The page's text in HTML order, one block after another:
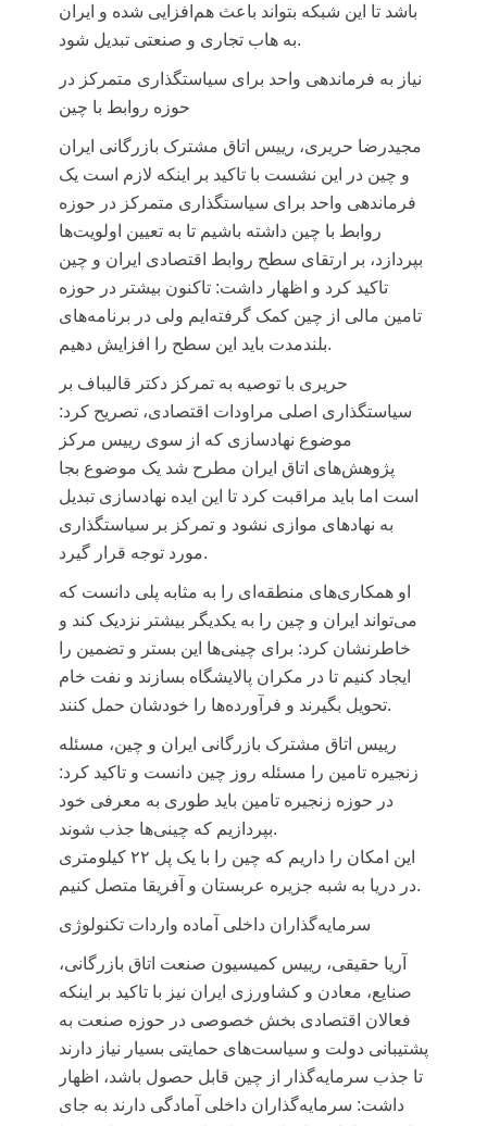
باشد تا این شبکه بتواند باعث هم‌افزایی شده و ایران
به هاب تجاری و صنعتی تبدیل شود.
نیاز به فرماندهی واحد برای سیاستگذاری متمرکز در
حوزه روابط با چین
مجیدرضا حریری، رییس اتاق مشترک بازرگانی ایران
و چین در این نشست با تاکید بر اینکه لازم است یک
فرماندهی واحد برای سیاستگذاری متمرکز در حوزه
روابط با چین داشته باشیم تا به تعیین اولویت‌ها
بپردازد، بر ارتقای سطح روابط اقتصادی ایران و چین
تاکید کرد و اظهار داشت: تاکنون بیشتر در حوزه
تامین مالی از چین کمک گرفته‌ایم ولی در برنامه‌های
بلندمدت باید این سطح را افزایش دهیم.
حریری با توصیه به تمرکز دکتر قالیباف بر
سیاستگذاری اصلی مراودات اقتصادی، تصریح کرد:
موضوع نهادسازی که از سوی رییس مرکز
پژوهش‌های اتاق ایران مطرح شد یک موضوع بجا
است اما باید مراقبت کرد تا این ایده نهادسازی تبدیل
به نهادهای موازی نشود و تمرکز بر سیاستگذاری
مورد توجه قرار گیرد.
او همکاری‌های منطقه‌ای را به مثابه پلی دانست که
می‌تواند ایران و چین را به یکدیگر بیشتر نزدیک کند و
خاطرنشان کرد: برای چینی‌ها این بستر و تضمین را
ایجاد کنیم تا در مکران پالایشگاه بسازند و نفت خام
تحویل بگیرند و فرآورده‌ها را خودشان حمل کنند.
رییس اتاق مشترک بازرگانی ایران و چین، مسئله
زنجیره تامین را مسئله روز چین دانست و تاکید کرد:
در حوزه زنجیره تامین باید طوری به معرفی خود
بپردازیم که چینی‌ها جذب شوند.
این امکان را داریم که چین را با یک پل ۲۲ کیلومتری
در دریا به شبه جزیره عربستان و آفریقا متصل کنیم.
سرمایه‌گذاران داخلی آماده واردات تکنولوژی
آریا حقیقی، رییس کمیسیون صنعت اتاق بازرگانی،
صنایع، معادن و کشاورزی ایران نیز با تاکید بر اینکه
فعالان اقتصادی بخش خصوصی در حوزه صنعت به
پشتیبانی دولت و سیاست‌های حمایتی بسیار نیاز دارند
تا جذب سرمایه‌گذار از چین قابل حصول باشد، اظهار
داشت: سرمایه‌گذاران داخلی آمادگی دارند به جای